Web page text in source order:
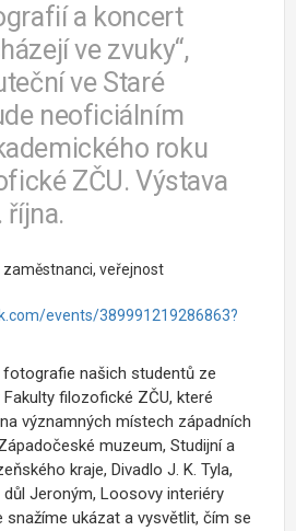
a koncert
ve zvuky“,
ve Staré
neoficiálním
roku
ZČU. Výstava
října.
veřejnost
events/389991219286863?
našich studentů ze
filozofické ZČU, které
významných místech západních
muzeum, Studijní a
kraje, Divadlo J. K. Tyla,
důl Jeroným, Loosovy interiéry
ukázat a vysvětlit, čím se